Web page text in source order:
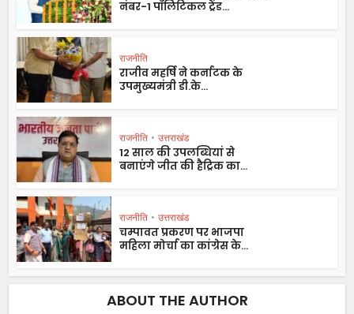
नंबर-1 पॉलिटिकल ट्रेंड...
राजनीति
राजीव महर्षि ने कर्नाटक के
उपमुख्यमंत्री डी.के...
राजनीति • उत्तराखंड
12 साल की उपलब्धियां से
बनाएंगे जीत की हैट्रिक का...
राजनीति • उत्तराखंड
चम्पावत प्रकरण पर भाजपा
महिला मोर्चा का कांग्रेस के...
ABOUT THE AUTHOR